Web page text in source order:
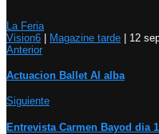
La Feria
Vision6
Magazine tarde 12
Anterior
Actuacion Ballet Al alba
Siguiente
Entrevista Carmen Bayod dia